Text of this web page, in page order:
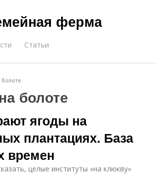
ферма
Статьи
болоте
ягоды на
плантациях. База
времен
целые институты «на клюкву»